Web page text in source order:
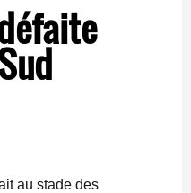
au stade des